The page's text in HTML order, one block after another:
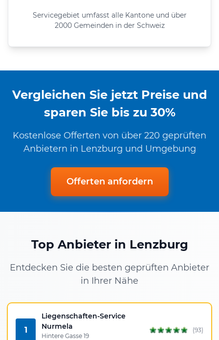
Servicegebiet umfasst alle Kantone und über
2000 Gemeinden in der Schweiz
Vergleichen Sie jetzt Preise und
sparen Sie bis zu 30%
Kostenlose Offerten von über 220 geprüften
Anbietern in Lenzburg und Umgebung
Offerten anfordern
Top Anbieter in Lenzburg
Entdecken Sie die besten geprüften Anbieter
in Ihrer Nähe
1
Liegenschaften-Service
Nurmela
Hintere Gasse 19
(93)